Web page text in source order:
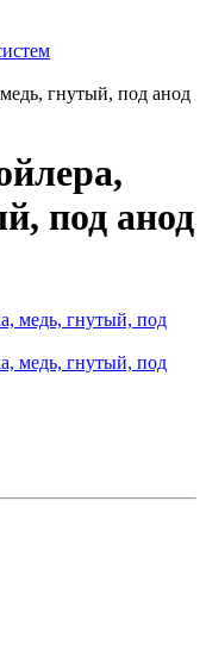
гнутый, под анод
под анод